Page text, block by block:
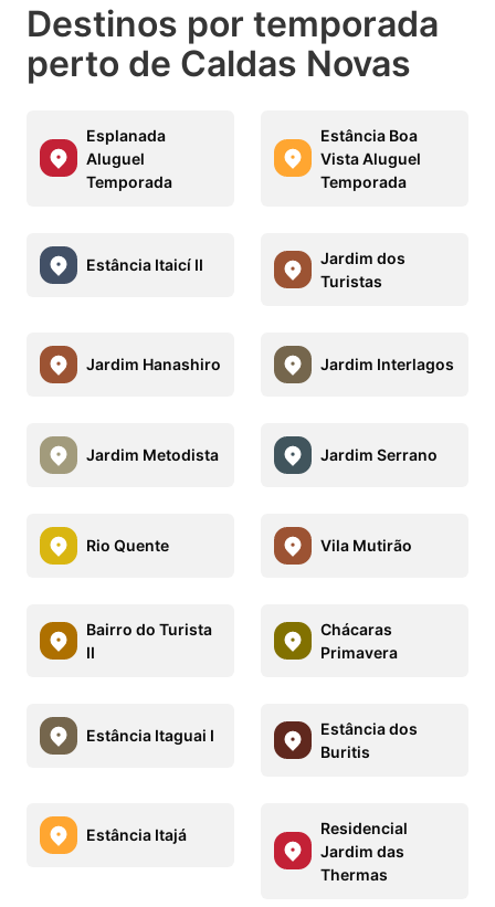
Destinos por temporada
perto de Caldas Novas
Esplanada
Aluguel
Temporada
Estância Boa
Vista Aluguel
Temporada
Estância Itaicí II
Jardim dos
Turistas
Jardim Hanashiro Jardim Interlagos
Jardim Metodista Jardim Serrano
Rio Quente Vila Mutirão
Bairro do Turista
II
Chácaras
Primavera
Estância Itaguai I
Estância dos
Buritis
Estância Itajá
Residencial
Jardim das
Thermas